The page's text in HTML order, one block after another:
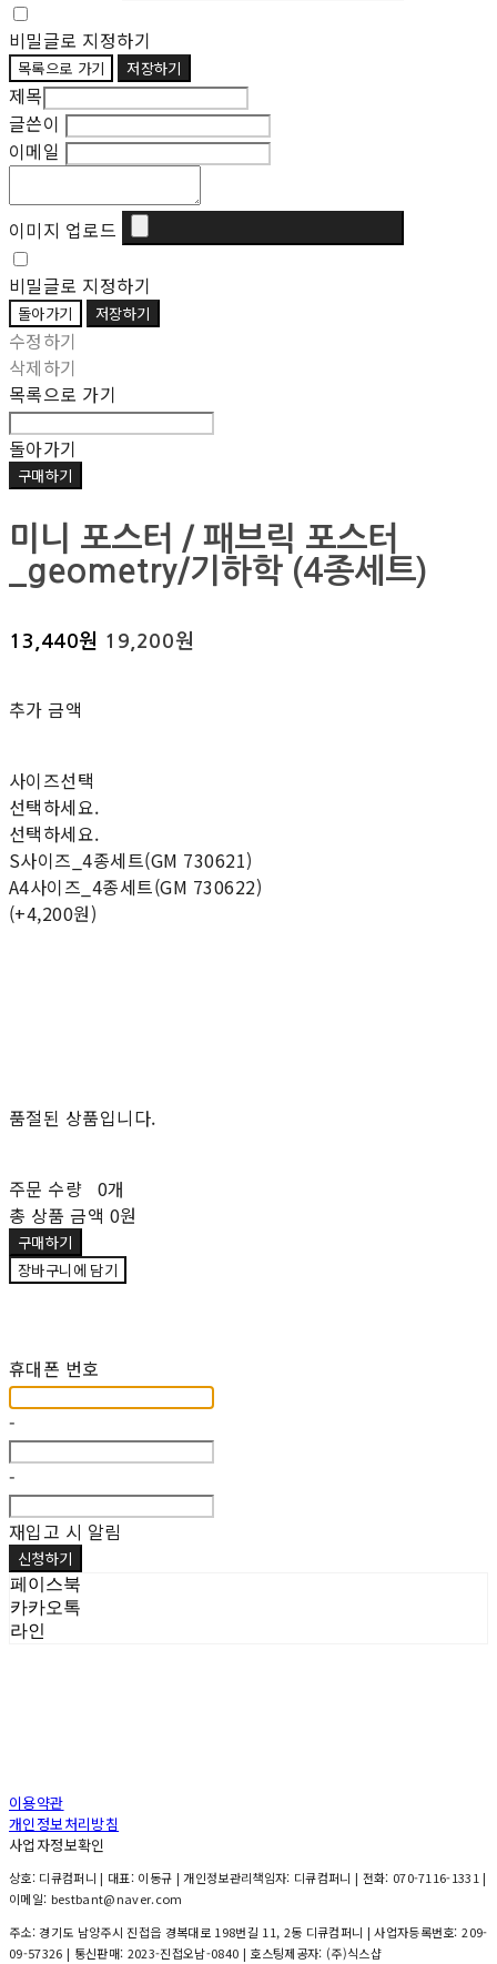
비밀글로 지정하기
목록으로 가기 저장하기
제목
글쓴이
이메일
이미지 업로드
비밀글로 지정하기
돌아가기 저장하기
수정하기
삭제하기
목록으로 가기
돌아가기
구매하기
미니 포스터 / 패브릭 포스터
_geometry/기하학 (4종세트)
13,440원 19,200원
추가 금액
사이즈선택
선택하세요.
선택하세요.
S사이즈_4종세트(GM 730621)
A4사이즈_4종세트(GM 730622)
(+4,200원)
품절된 상품입니다.
주문 수량 0개
총 상품 금액 0원
구매하기
장바구니에 담기
휴대폰 번호
-
-
재입고 시 알림
신청하기
페이스북
카카오톡
라인
이용약관
개인정보처리방침
사업자정보확인
상호: 디큐컴퍼니 | 대표: 이동규 | 개인정보관리책임자: 디큐컴퍼니 | 전화: 070-7116-1331 |
이메일: bestbant@naver.com
주소: 경기도 남양주시 진접읍 경복대로 198번길 11, 2동 디큐컴퍼니 | 사업자등록번호:209-
09-57326 | 통신판매: 2023-진접오남-0840 | 호스팅제공자: (주)식스샵